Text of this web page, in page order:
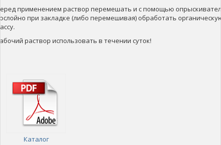
применением раствор перемешать и с помощью
при закладке (либо перемешивая) обработать
раствор использовать в течении суток!
Каталог